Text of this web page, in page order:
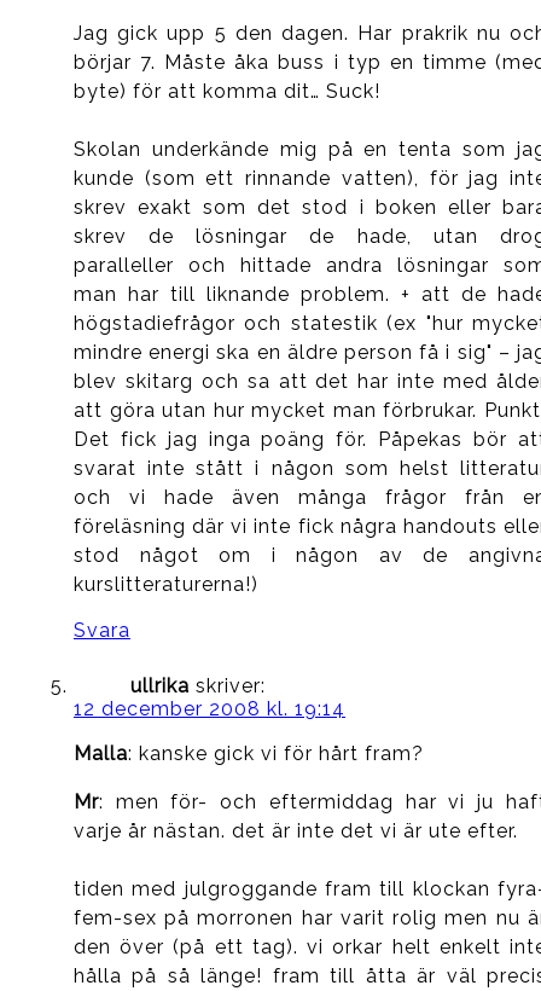
Jag gick upp 5 den dagen. Har prakrik nu
börjar 7. Måste åka buss i typ en timme
byte) för att komma dit… Suck!
Skolan underkände mig på en tenta som
kunde (som ett rinnande vatten), för jag
skrev exakt som det stod i boken eller
skrev de lösningar de hade, utan
paralleller och hittade andra lösningar
man har till liknande problem. + att de
högstadiefrågor och statestik (ex "hur
mindre energi ska en äldre person få i sig" –
blev skitarg och sa att det har inte med
att göra utan hur mycket man förbrukar.
Det fick jag inga poäng för. Påpekas bör
svarat inte stått i någon som helst
och vi hade även många frågor från
föreläsning där vi inte fick några handouts
stod något om i någon av de
kurslitteraturerna!)
Svara
ullrika skriver:
12 december 2008 kl. 19:14
Malla: kanske gick vi för hårt fram?
Mr: men för- och eftermiddag har vi ju
varje år nästan. det är inte det vi är ute efter.
tiden med julgroggande fram till klockan
fem-sex på morronen har varit rolig men nu
den över (på ett tag). vi orkar helt enkelt
hålla på så länge! fram till åtta är väl